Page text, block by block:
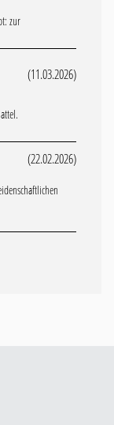
zur
(11.03.2026)
(22.02.2026)